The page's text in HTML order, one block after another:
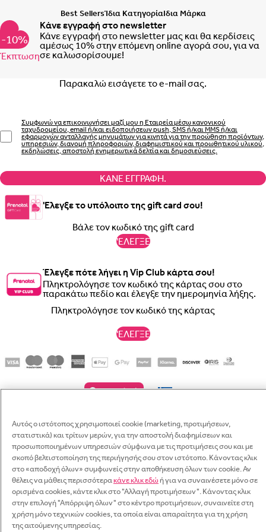
Γραπτό μήνυμα
WhatsApp
Αντιγραφή
Κρατήστε πατημένο για αντιγραφή
Email
Best SellersΊδια ΚατηγορίαΙδια Μάρκα
-10%
Έκπτωση
Κάνε εγγραφή στο newsletter
Κάνε εγγραφή στο newsletter μας και θα κερδίσεις
αμέσως 10% στην επόμενη online αγορά σου, για να
σε καλωσορίσουμε!
Συμφωνώ να επικοινωνήσει μαζί μου η Εταιρεία μέσω κανονικού
ταχυδρομείου, email ή/και ειδοποιήσεων push, SMS ή/και MMS ή/και
εφαρμογών ανταλλαγής μηνυμάτων για κινητά για την προώθηση προϊόντων,
υπηρεσιών, διανομή πληροφοριών, διαφημιστικού και προωθητικού υλικού,
εκδηλώσεις, αποστολή ενημερωτικά δελτία και δημοσιεύσεις.
ΚΆΝΕ ΕΓΓΡΑΦΉ.
'Ελεγξε το υπόλοιπο της gift card σου!
'ΕΛΕΓΞΕ
Έλεγξε πότε λήγει η Vip Club κάρτα σου!
Πληκτρολόγησε τον κωδικό της κάρτας σου στο
παρακάτω πεδίο και έλεγξε την ημερομηνία λήξης.
'ΕΛΕΓΞΕ
Πλατεία Ιπποδάμειας 8, 18535 Πειραιάς - ΑΦΜ 094253629, αριθμός ΓΕΜΗ
54945309000. Πληροφορίες για Παραγγελίες: τηλ. 210-2856936
Managed byNMC
Σύνδεση
Διεύθυνση e-mail
Κωδικός πρόσβασης
Ξεχάσατε τον κωδικό σας;
Έχασες τον κωδικό σου; Πληκτρολόγησε το όνομα χρήστη ή τη
διεύθυνση email σου.
Θα λάβεις μεσω mail ένα link για να δημιουργήσεις ένα νέο.
Κάνε εγγραφή
Διεύθυνση e-mail
Αυτός ο ιστότοπος χρησιμοποιεί cookie (marketing, προτιμήσεων,
στατιστικά) και τρίτων μερών, για την αποστολή διαφημίσεων και
προσωποποιημένων υπηρεσιών σύμφωνα με τις προτιμήσεις σου και με
σκοπό βελτιστοποίηση της περιήγησής σου στον ιστότοπο. Κάνοντας κλικ
στο «αποδοχή όλων» συμφωνείς στην αποθήκευση όλων των cookie. Αν
θέλεις να μάθεις περισσότερακάνε κλικ εδώή για να συναινέσετε μόνο σε
ορισμένα cookies, κάντε κλικ στο "Αλλαγή προτιμήσεων". Κάνοντας κλικ
στην επιλογή "Απόρριψη όλων" στο κέντρο προτιμήσεων, συναινείτε στη
χρήση μόνο τεχνικών cookies, τα οποία είναι απαραίτητα για τη χρήση
της αιτούμενης υπηρεσίας.